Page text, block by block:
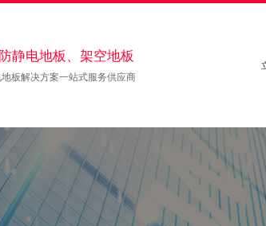
静电地板、架空地板
板解决方案一站式服务供应商